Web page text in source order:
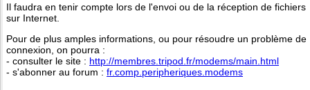
Il faudra en tenir compte lors de l'envoi ou de la réception de fichiers
sur Internet.
Pour de plus amples informations, ou pour résoudre un problème de
connexion, on pourra :
- consulter le site : http://membres.tripod.fr/modems/main.html
- s'abonner au forum : fr.comp.peripheriques.modems